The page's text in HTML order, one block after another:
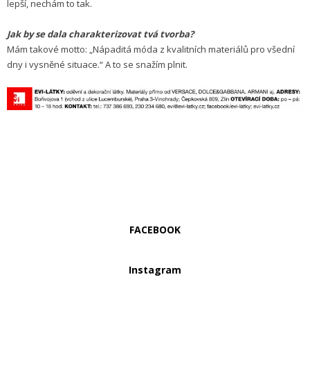
lepší, nechám to tak.
Jak by se dala charakterizovat tvá tvorba?
Mám takové motto: „Nápaditá móda z kvalitních materiálů pro všední
dny i vysněné situace.“ A to se snažím plnit.
FACEBOOK
Instagram